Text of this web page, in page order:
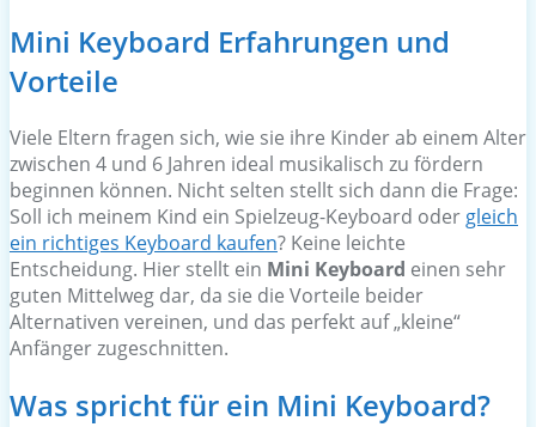
Mini Keyboard Erfahrungen und
Vorteile
Viele Eltern fragen sich, wie sie ihre Kinder ab einem Alter
zwischen 4 und 6 Jahren ideal musikalisch zu fördern
beginnen können. Nicht selten stellt sich dann die Frage:
Soll ich meinem Kind ein Spielzeug-Keyboard oder gleich
ein richtiges Keyboard kaufen? Keine leichte
Entscheidung. Hier stellt ein Mini Keyboard einen sehr
guten Mittelweg dar, da sie die Vorteile beider
Alternativen vereinen, und das perfekt auf „kleine“
Anfänger zugeschnitten.
Was spricht für ein Mini Keyboard?